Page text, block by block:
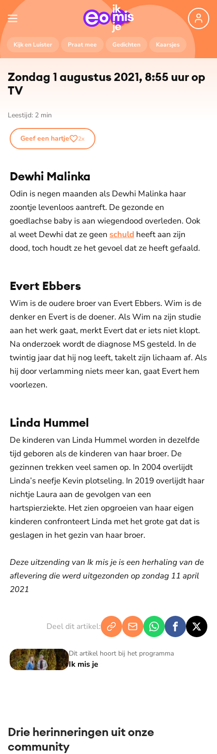
Kijk en Luister Praat mee Gedichten Kaarsjes
Zondag 1 augustus 2021, 8:55 uur op
TV
Leestijd: 2 min
Geef een hartje 2x
Dewhi Malinka
Odin is negen maanden als Dewhi Malinka haar
zoontje levenloos aantreft. De gezonde en
goedlachse baby is aan wiegendood overleden. Ook
al weet Dewhi dat ze geen schuld heeft aan zijn
dood, toch houdt ze het gevoel dat ze heeft gefaald.
Evert Ebbers
Wim is de oudere broer van Evert Ebbers. Wim is de
denker en Evert is de doener. Als Wim na zijn studie
aan het werk gaat, merkt Evert dat er iets niet klopt.
Na onderzoek wordt de diagnose MS gesteld. In de
twintig jaar dat hij nog leeft, takelt zijn lichaam af. Als
hij door verlamming niets meer kan, gaat Evert hem
voorlezen.
Linda Hummel
De kinderen van Linda Hummel worden in dezelfde
tijd geboren als de kinderen van haar broer. De
gezinnen trekken veel samen op. In 2004 overlijdt
Linda’s neefje Kevin plotseling. In 2019 overlijdt haar
nichtje Laura aan de gevolgen van een
hartspierziekte. Het zien opgroeien van haar eigen
kinderen confronteert Linda met het grote gat dat is
geslagen in het gezin van haar broer.
Deze uitzending van Ik mis je is een herhaling van de
aflevering die werd uitgezonden op zondag 11 april
2021
Deel dit artikel:
Dit artikel hoort bij het programma
Ik mis je
Ik mis je
Drie herinneringen uit onze
community